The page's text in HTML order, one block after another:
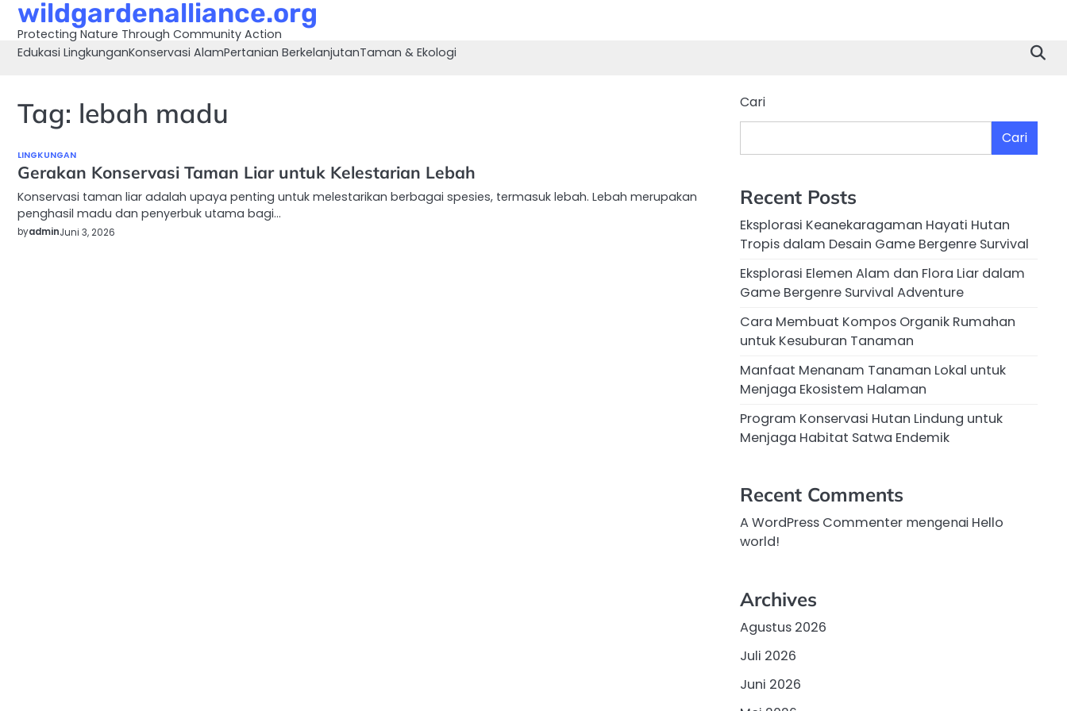
Skip
content
wildgardenalliance.org
Protecting Nature Through Community Action
Edukasi LingkunganKonservasi AlamPertanian BerkelanjutanTaman & Ekologi
Tag: lebah madu
LINGKUNGAN
Gerakan Konservasi Taman Liar untuk Kelestarian Lebah
Konservasi taman liar adalah upaya penting untuk melestarikan berbagai spesies, termasuk lebah. Lebah merupakan
penghasil madu dan penyerbuk utama bagi…
byadminJuni 3, 2026
Cari
Cari
Recent Posts
Eksplorasi Keanekaragaman Hayati Hutan
Tropis dalam Desain Game Bergenre Survival
Eksplorasi Elemen Alam dan Flora Liar dalam
Game Bergenre Survival Adventure
Cara Membuat Kompos Organik Rumahan
untuk Kesuburan Tanaman
Manfaat Menanam Tanaman Lokal untuk
Menjaga Ekosistem Halaman
Program Konservasi Hutan Lindung untuk
Menjaga Habitat Satwa Endemik
Recent Comments
A WordPress Commenter mengenai Hello
world!
Archives
Agustus 2026
Juli 2026
Juni 2026